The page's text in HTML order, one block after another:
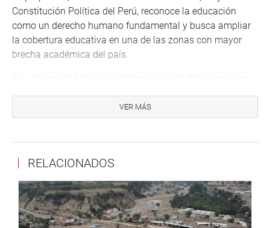
Constitución Política del Perú, reconoce la educación
como un derecho humano fundamental y busca ampliar
la cobertura educativa en una de las zonas con mayor
brecha académica del país.
solo significará una oportunidad de crecimiento para la
juventud huancavelicana, sino que también se proyecta
como un centro de producción de conocimiento con
VER MÁS
RELACIONADOS